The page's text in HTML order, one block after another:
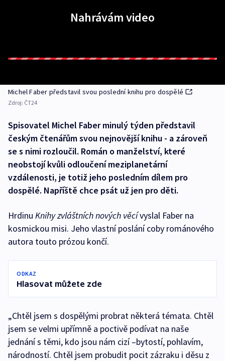
Nahrávám video
Michel Faber představil svou poslední knihu pro dospělé
Zdroj: ČT24
Spisovatel Michel Faber minulý týden představil
českým čtenářům svou nejnovější knihu - a zároveň
se s nimi rozloučil. Román o manželství, které
neobstojí kvůli odloučení meziplanetární
vzdálenosti, je totiž jeho posledním dílem pro
dospělé. Napříště chce psát už jen pro děti.
Hrdinu Knihy zvláštních nových věcívyslal Faber na
kosmickou misi. Jeho vlastní poslání coby románového
autora touto prózou končí.
ODKAZ
Hlasovat můžete zde
„Chtěl jsem s dospělými probrat některá témata. Chtěl
jsem se velmi upřímně a poctivě podívat na naše
jednání s těmi, kdo jsou nám cizí –bytostí, pohlavím,
národností. Chtěl jsem probudit pocit zázraku i děsu z